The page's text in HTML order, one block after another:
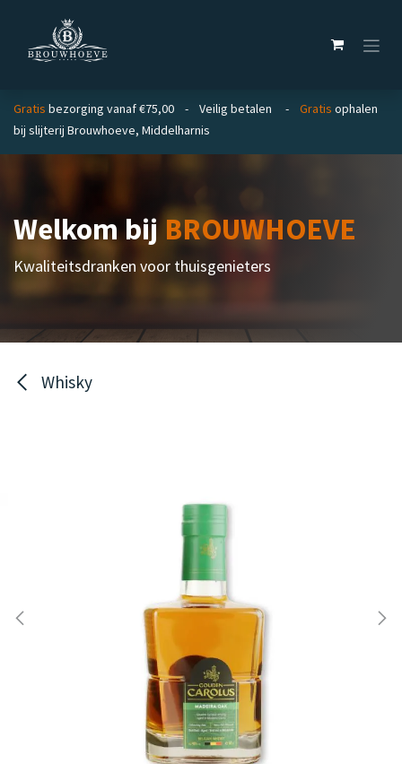
Gratis bezorging vanaf €75,00 - Veilig betalen - Gratis ophalen
bij slijterij Brouwhoeve, Middelharnis
Welkom bijBROUWHOEVE
Kwaliteitsdranken voor thuisgenieters
Whisky